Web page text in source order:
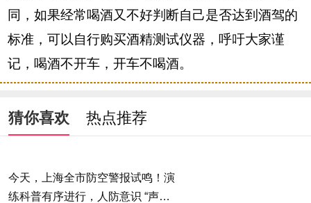
同，如果经常喝酒又不好判断自己是否达到酒驾的
标准，可以自行购买酒精测试仪器，呼吁大家谨
记，喝酒不开车，开车不喝酒。
猜你喜欢 热点推荐
今天，上海全市防空警报试鸣！演
练科普有序进行，人防意识 “声入